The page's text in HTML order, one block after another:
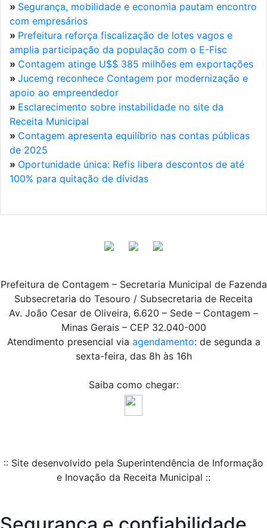
» Segurança, mobilidade e economia pautam encontro
com empresários
» Prefeitura reforça fiscalização de lotes vagos e
amplia participação da população com o E-Fisc
» Contagem atinge U$$ 385 milhões em exportações
» Jucemg reconhece Contagem por modernização e
apoio ao empreendedor
» Esclarecimento sobre instabilidade no site da
Receita Municipal
» Contagem apresenta equilíbrio nas contas públicas
de 2025
» Oportunidade única: Refis libera descontos de até
100% para quitação de dívidas
Prefeitura de Contagem – Secretaria Municipal de Fazenda
Subsecretaria do Tesouro / Subsecretaria de Receita
Av. João Cesar de Oliveira, 6.620 – Sede – Contagem –
Minas Gerais – CEP 32.040-000
Atendimento presencial via agendamento: de segunda a
sexta-feira, das 8h às 16h
Saiba como chegar:
:: Site desenvolvido pela Superintendência de Informação
e Inovação da Receita Municipal ::